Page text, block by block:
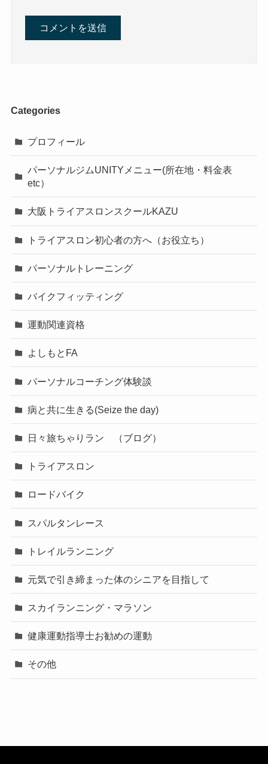
Categories
プロフィール
パーソナルジムUNITYメニュー(所在地・料金表
etc）
大阪トライアスロンスクールKAZU
トライアスロン初心者の方へ（お役立ち）
パーソナルトレーニング
バイクフィッティング
運動関連資格
よしもとFA
パーソナルコーチング体験談
病と共に生きる(Seize the day)
日々旅ちゃりラン （ブログ）
トライアスロン
ロードバイク
スパルタンレース
トレイルランニング
元気で引き締まった体のシニアを目指して
スカイランニング・マラソン
健康運動指導士お勧めの運動
その他